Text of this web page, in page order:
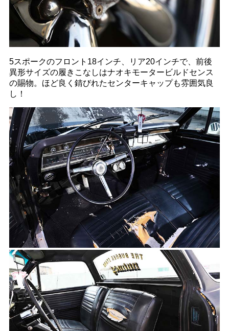
5スポークのフロント18インチ、リア20インチで、前後
異形サイズの履きこなしはナオキモータービルドセンス
の賜物。ほど良く錆びれたセンターキャップも雰囲気良
し！